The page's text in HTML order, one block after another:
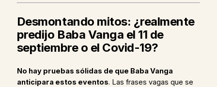
Desmontando mitos: ¿realmente
predijo Baba Vanga el 11 de
septiembre o el Covid-19?
No hay pruebas sólidas de que Baba Vanga
anticipara estos eventos. Las frases vagas que se